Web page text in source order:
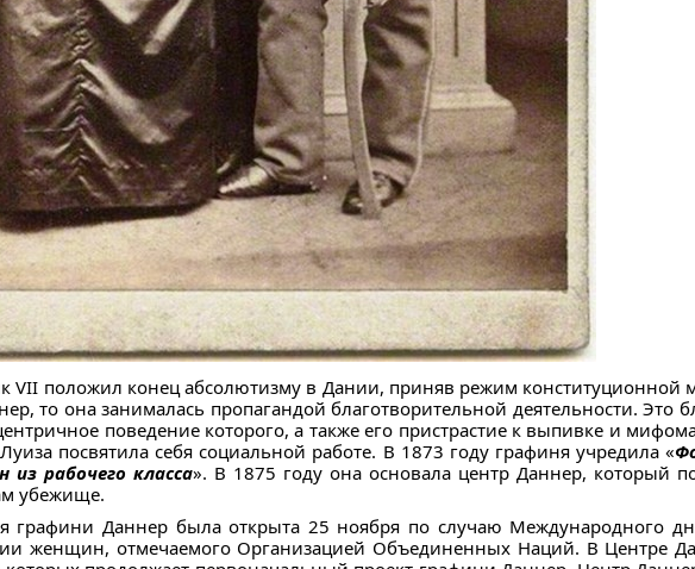
VII положил конец абсолютизму в Дании, приняв режим конституционной
то она занималась пропагандой благотворительной деятельности. Это
поведение которого, а также его пристрастие к выпивке и
посвятила себя социальной работе. В 1873 году графиня учредила «
рабочего класса». В 1875 году она основала центр Даннер, который
убежище.
графини Даннер была открыта 25 ноября по случаю Международного
женщин, отмечаемого Организацией Объединенных Наций. В Центре